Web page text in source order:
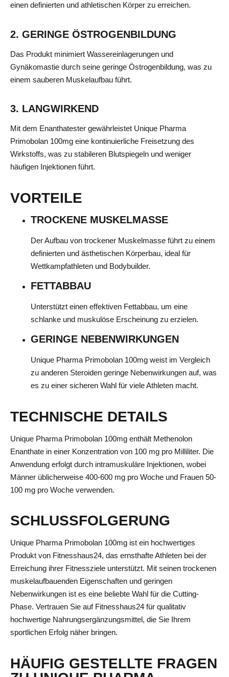
einen definierten und athletischen Körper zu erreichen.
2. GERINGE ÖSTROGENBILDUNG
Das Produkt minimiert Wassereinlagerungen und
Gynäkomastie durch seine geringe Östrogenbildung, was zu
einem sauberen Muskelaufbau führt.
3. LANGWIRKEND
Mit dem Enanthatester gewährleistet Unique Pharma
Primobolan 100mg eine kontinuierliche Freisetzung des
Wirkstoffs, was zu stabileren Blutspiegeln und weniger
häufigen Injektionen führt.
VORTEILE
TROCKENE MUSKELMASSE
Der Aufbau von trockener Muskelmasse führt zu einem
definierten und ästhetischen Körperbau, ideal für
Wettkampfathleten und Bodybuilder.
FETTABBAU
Unterstützt einen effektiven Fettabbau, um eine
schlanke und muskulöse Erscheinung zu erzielen.
GERINGE NEBENWIRKUNGEN
Unique Pharma Primobolan 100mg weist im Vergleich
zu anderen Steroiden geringe Nebenwirkungen auf, was
es zu einer sicheren Wahl für viele Athleten macht.
TECHNISCHE DETAILS
Unique Pharma Primobolan 100mg enthält Methenolon
Enanthate in einer Konzentration von 100 mg pro Milliliter. Die
Anwendung erfolgt durch intramuskuläre Injektionen, wobei
Männer üblicherweise 400-600 mg pro Woche und Frauen 50-
100 mg pro Woche verwenden.
SCHLUSSFOLGERUNG
Unique Pharma Primobolan 100mg ist ein hochwertiges
Produkt von Fitnesshaus24, das ernsthafte Athleten bei der
Erreichung ihrer Fitnessziele unterstützt. Mit seinen trockenen
muskelaufbauenden Eigenschaften und geringen
Nebenwirkungen ist es eine beliebte Wahl für die Cutting-
Phase. Vertrauen Sie auf Fitnesshaus24 für qualitativ
hochwertige Nahrungsergänzungsmittel, die Sie Ihrem
sportlichen Erfolg näher bringen.
HÄUFIG GESTELLTE FRAGEN